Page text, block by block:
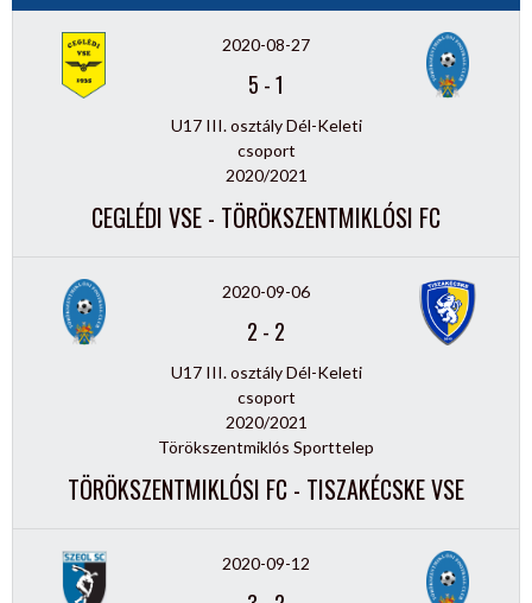
2020-08-27
5 -1
U17 III. osztály Dél-Keleti
csoport
2020/2021
CEGLÉDI VSE - TÖRÖKSZENTMIKLÓSI FC
2020-09-06
2 - 2
U17 III. osztály Dél-Keleti
csoport
2020/2021
Törökszentmiklós Sporttelep
TÖRÖKSZENTMIKLÓSI FC - TISZAKÉCSKE VSE
2020-09-12